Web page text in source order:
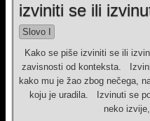
izviniti se ili
Slovo I
Kako se piše izviniti se ili
zavisnosti od konteksta.
kako mu je žao zbog nečega,
koju je uradila. Izvinuti se
neko